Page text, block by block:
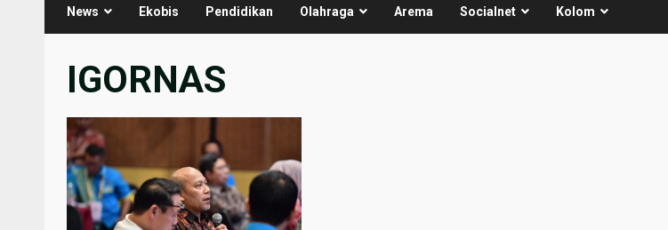
News Ekobis Pendidikan Olahraga Arema Socialnet Kolom
IGORNAS